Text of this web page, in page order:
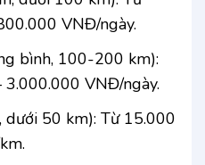
VNĐ/ngày.
bình, 100-200 km):
VNĐ/ngày.
dưới 50 km): Từ 15.000